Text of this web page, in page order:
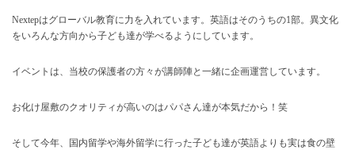
Nextepはグローバル教育に力を入れています。英語はそのうちの1部。異文化
をいろんな方向から子ども達が学べるようにしています。
イベントは、当校の保護者の方々が講師陣と一緒に企画運営しています。
お化け屋敷のクオリティが高いのはパパさん達が本気だから！笑
そして今年、国内留学や海外留学に行った子ども達が英語よりも実は食の壁